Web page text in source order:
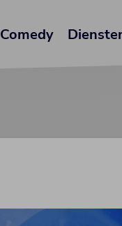
Comedy